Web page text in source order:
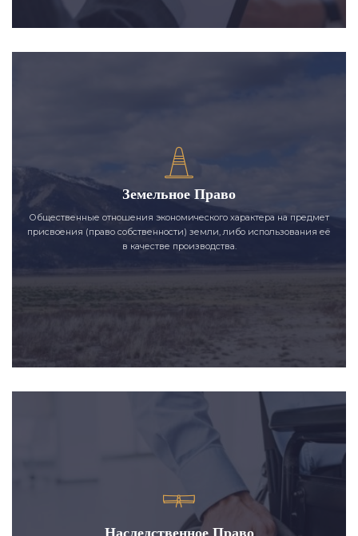
Земельное Право
Общественные отношения экономического характера на предмет
присвоения (право собственности) земли, либо использования её
в качестве производства.
Наследственное Право